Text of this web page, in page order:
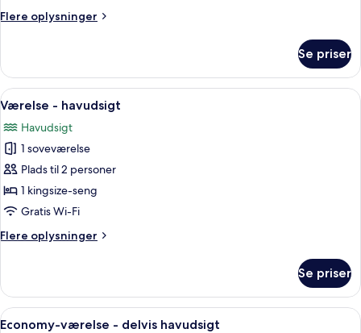
seng
havudsigt
Flere oplysninger
Flere
-
kingsize-
med
sovesofa
havudsigt
Se priser
Indlæs
alle
billeder
af
Værelse
-
havudsigt
En seng med hvide håndklæder
3
Værelse - havudsigt
Havudsigt
1 soveværelse
Plads til 2 personer
1 kingsize-seng
Gratis Wi-Fi
Flere oplysninger
Flere
-
havudsigt
Se priser
Indlæs
En seng med hvide håndklæder
6
Economy-værelse - delvis havudsigt